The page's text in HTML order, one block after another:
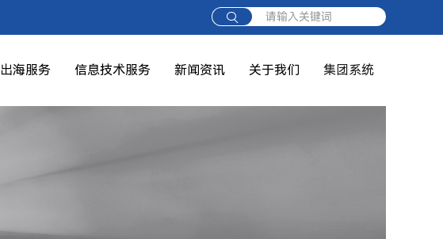
请输入关键词
出海服务 信息技术服务 新闻资讯 关于我们 集团系统